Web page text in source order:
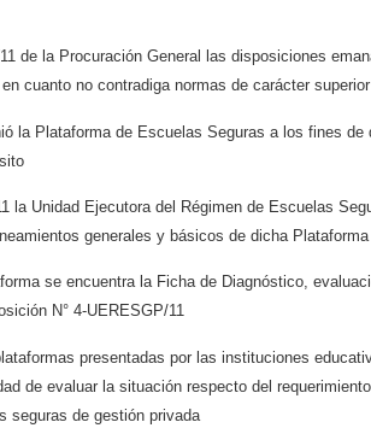
de la Procuración General las disposiciones
cuanto no contradiga normas de carácter superior
la Plataforma de Escuelas Seguras a los fines de
la Unidad Ejecutora del Régimen de Escuelas
generales y básicos de dicha Plataforma
se encuentra la Ficha de Diagnóstico,
N° 4-UERESGP/11
presentadas por las instituciones
de evaluar la situación respecto del
seguras de gestión privada